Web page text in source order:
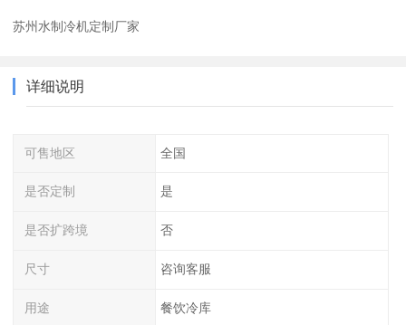
苏州水制冷机定制厂家
详细说明
可售地区 全国
是否定制 是
是否扩跨境 否
尺寸 咨询客服
用途 餐饮冷库